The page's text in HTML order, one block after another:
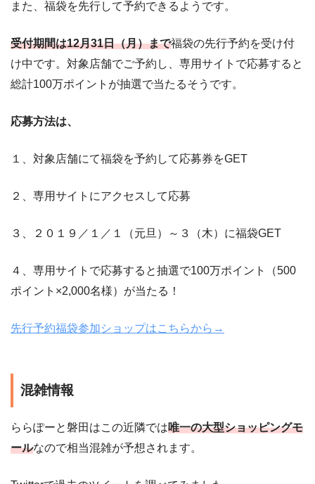
また、福袋を先行して予約できるようです。
受付期間は12月31日（月）まで福袋の先行予約を受け付
け中です。対象店舗でご予約し、専用サイトで応募すると
総計100万ポイントが抽選で当たるそうです。
応募方法は、
１、対象店舗にて福袋を予約して応募券をGET
２、専用サイトにアクセスして応募
３、２０１９／１／１（元旦）～３（木）に福袋GET
４、専用サイトで応募すると抽選で100万ポイント（500
ポイント×2,000名様）が当たる！
先行予約福袋参加ショップはこちらから→
混雑情報
ららぽーと磐田はこの近隣では唯一の大型ショッピングモ
ールなので相当混雑が予想されます。